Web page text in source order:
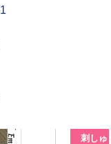
刺しゅ